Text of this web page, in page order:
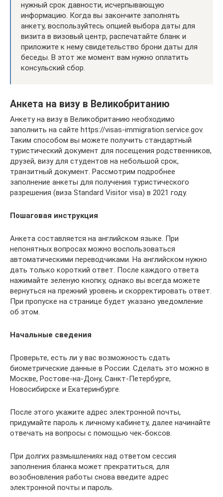
нужный срок давности, исчерпывающую
информацию. Когда вы закончите заполнять
анкету, воспользуйтесь опцией выбора даты для
визита в визовый центр, распечатайте бланк и
приложите к нему свидетельство брони даты для
беседы. В этот же момент вам нужно оплатить
консульский сбор.
Анкета на визу в Великобританию
Анкету на визу в Великобританию необходимо
заполнить на сайте https://visas-immigration.service.gov.
Таким способом вы можете получить стандартный
туристический документ для посещения родственников,
друзей, визу для студентов на небольшой срок,
транзитный документ. Рассмотрим подробнее
заполнение анкеты для получения туристического
разрешения (виза Standard Visitor visa) в 2021 году.
Пошаговая инструкция
Анкета составляется на английском языке. При
непонятных вопросах можно воспользоваться
автоматическими переводчиками. На английском нужно
дать только короткий ответ. После каждого ответа
нажимайте зеленую кнопку, однако вы всегда можете
вернуться на прежний уровень и скорректировать ответ.
При пропуске на странице будет указано уведомление
об этом.
Начальные сведения
Проверьте, есть ли у вас возможность сдать
биометрические данные в России. Сделать это можно в
Москве, Ростове-на-Дону, Санкт-Петербурге,
Новосибирске и Екатеринбурге.
После этого укажите адрес электронной почты,
придумайте пароль к личному кабинету, далее начинайте
отвечать на вопросы с помощью чек-боксов.
При долгих размышлениях над ответом сессия
заполнения бланка может прекратиться, для
возобновления работы снова введите адрес
электронной почты и пароль.